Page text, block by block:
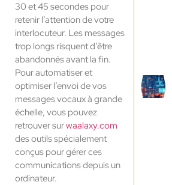
30 et 45 secondes pour
retenir l’attention de votre
interlocuteur. Les messages
trop longs risquent d’être
abandonnés avant la fin.
Pour automatiser et
optimiser l’envoi de vos
messages vocaux à grande
échelle, vous pouvez
retrouver surwaalaxy.com
des outils spécialement
conçus pour gérer ces
communications depuis un
ordinateur.